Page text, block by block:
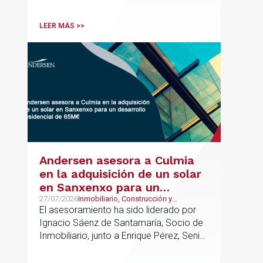
Latinoamérica y otros mercados
LEER MÁS >>
Andersen asesora a Culmia
en la adquisición de un solar
en Sanxenxo para un
desarrollo residencial de
65M€
27/07/2026Inmobiliario, Construcción y
Urbanismo
El asesoramiento ha sido liderado por
Ignacio Sáenz de Santamaría, Socio de
Inmobiliario, junto a Enrique Pérez, Senior